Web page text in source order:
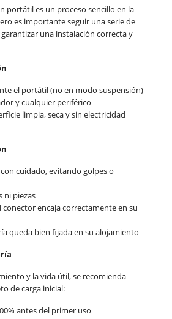
portátil es un proceso sencillo en la
es importante seguir una serie de
una instalación correcta y
el portátil (no en modo suspensión)
y cualquier periférico
limpia, seca y sin electricidad
cuidado, evitando golpes o
ni piezas
conector encaja correctamente en su
queda bien fijada en su alojamiento
y la vida útil, se recomienda
de carga inicial:
antes del primer uso